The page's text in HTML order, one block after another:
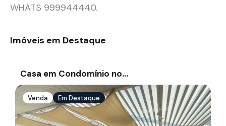
WHATS 999944440.
Imóveis em Destaque
Casa em Condomínio no…
Venda Em Destaque